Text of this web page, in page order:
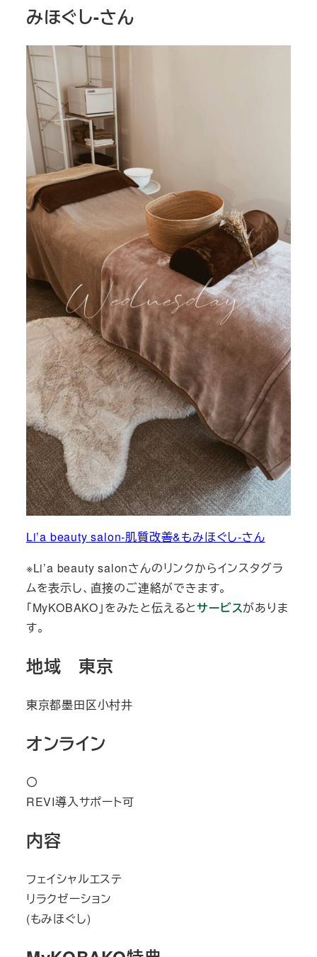
みほぐし-さん
Li’a beauty salon-肌質改善&もみほぐし-さん
※Li’a beauty salonさんのリンクからインスタグラ
ムを表示し、直接のご連絡ができます。
「MyKOBAKO」をみたと伝えるとサービスがありま
す。
地域 東京
東京都墨田区小村井
オンライン
〇
REVI導入サポート可
内容
フェイシャルエステ
リラクゼーション
(もみほぐし)